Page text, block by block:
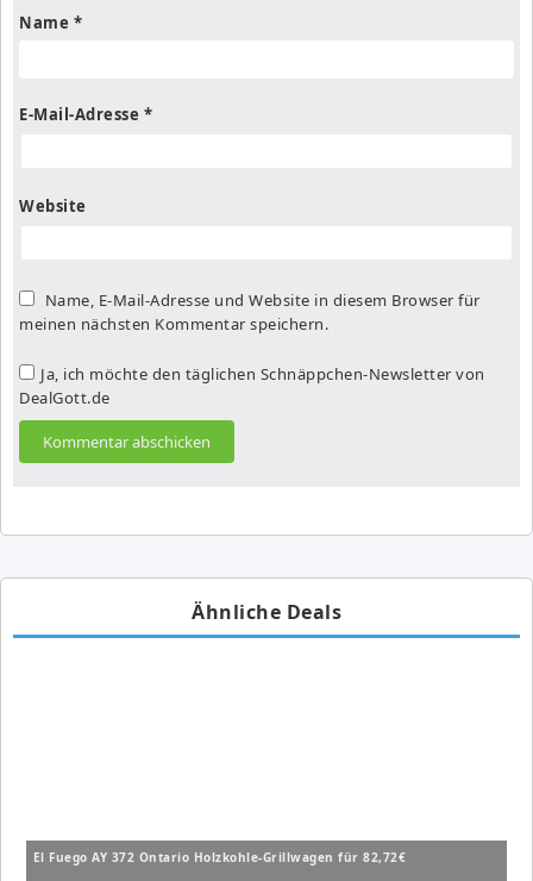
Name *
E-Mail-Adresse *
Website
Name, E-Mail-Adresse und Website in diesem Browser für
meinen nächsten Kommentar speichern.
Ja, ich möchte den täglichen Schnäppchen-Newsletter von
DealGott.de
Ähnliche Deals
El Fuego AY 372 Ontario Holzkohle-Grillwagen für 82,72€